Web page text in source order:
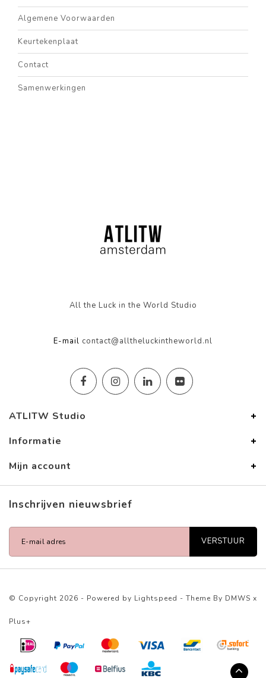
Algemene Voorwaarden
Keurtekenplaat
Contact
Samenwerkingen
All the Luck in the World Studio
E-mail contact@alltheluckintheworld.nl
ATLITW Studio
Informatie
Mijn account
Inschrijven nieuwsbrief
VERSTUUR
© Copyright 2026 - Powered by Lightspeed - Theme By DMWS x
Plus+